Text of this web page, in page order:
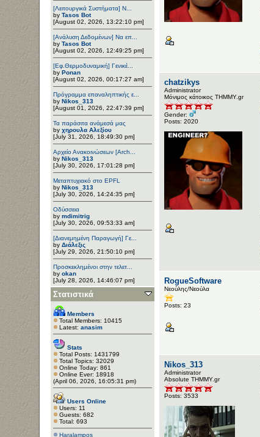
[Λειτουργικά Συστήματα] Ν...
by Tasos Bot
[August 02, 2026, 13:22:10 pm]
[Ανάλυση Δεδομένων] Να επ...
by Tasos Bot
[August 02, 2026, 12:49:25 pm]
[Εφ.Θερμοδυναμική] Γενικέ...
by Ponan
[August 02, 2026, 00:17:27 am]
Πρόγραμμα επαναληπτικής ε...
by Nikos_313
[August 01, 2026, 22:47:39 pm]
Τα παράσιτα ανάμεσά μας
by χηρουλα Αλεξίου
[July 31, 2026, 18:49:30 pm]
Αρχείο Ανακοινώσεων [Arch...
by Nikos_313
[July 30, 2026, 17:01:28 pm]
Μεταπτυχιακό στο EPFL
by Nikos_313
[July 30, 2026, 14:24:35 pm]
Οδύσσεια
by mdimitrig
[July 30, 2026, 09:53:33 am]
[Διανεμημένη Παραγωγή] Γε...
by Διάλεξις
[July 29, 2026, 21:50:10 pm]
Προσκεκλημένοι στην τελετ...
by okan
[July 28, 2026, 14:46:07 pm]
Στατιστικά
Members
Total Members: 10415
Latest: anasim
Stats
Total Posts: 1431799
Total Topics: 32029
Online Today: 861
Online Ever: 18918
(April 06, 2026, 16:05:31 pm)
Users Online
Users: 11
Guests: 682
Total: 693
Haralampos
chatzikys
Administrator
Μόνιμος κάτοικος ΤΗΜΜΥ.gr
Gender:
Posts: 2020
RogueSoftware
Νεούλης/Νεούλα
Posts: 23
Nikos_313
Administrator
Αbsolute ΤΗΜΜΥ.gr
Posts: 3533